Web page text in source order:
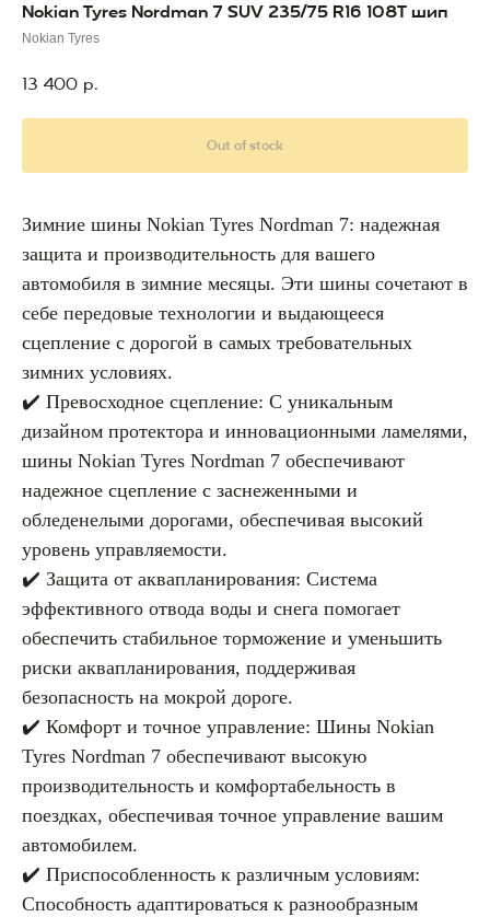
Nokian Tyres Nordman 7 SUV 235/75 R16 108T шип
Nokian Tyres
13 400 р.
Out of stock
Зимние шины Nokian Tyres Nordman 7: надежная
защита и производительность для вашего
автомобиля в зимние месяцы. Эти шины сочетают в
себе передовые технологии и выдающееся
сцепление с дорогой в самых требовательных
зимних условиях.
✔️ Превосходное сцепление: С уникальным
дизайном протектора и инновационными ламелями,
шины Nokian Tyres Nordman 7 обеспечивают
надежное сцепление с заснеженными и
обледенелыми дорогами, обеспечивая высокий
уровень управляемости.
✔️ Защита от аквапланирования: Система
эффективного отвода воды и снега помогает
обеспечить стабильное торможение и уменьшить
риски аквапланирования, поддерживая
безопасность на мокрой дороге.
✔️ Комфорт и точное управление: Шины Nokian
Tyres Nordman 7 обеспечивают высокую
производительность и комфортабельность в
поездках, обеспечивая точное управление вашим
автомобилем.
✔️ Приспособленность к различным условиям:
Способность адаптироваться к разнообразным